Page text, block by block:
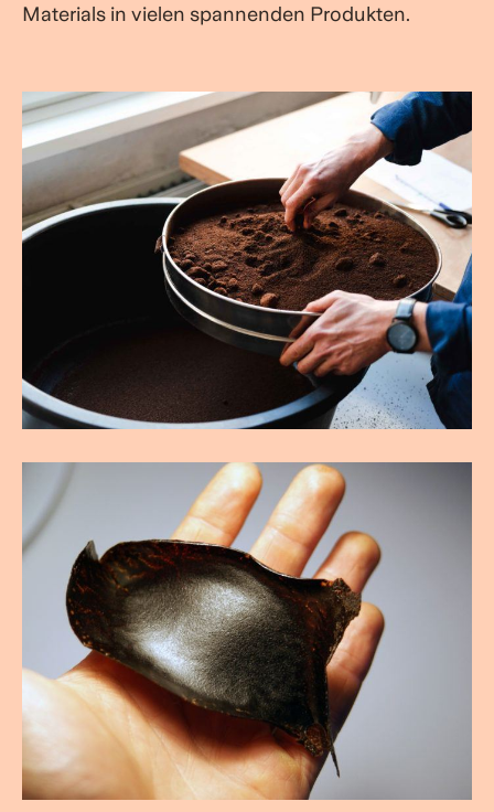
Materials in vielen spannenden Produkten.